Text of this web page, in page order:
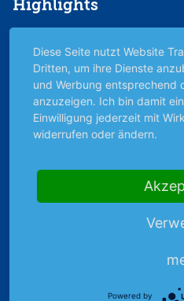
Highlights
Börsenbericht
Börsengerüchte
Börsengespräche
Börsennews
Favoriten
Strategie
Diese Seite nutzt Website
Dritten, um ihre Dienste
und Werbung entsprechend
anzuzeigen. Ich bin damit
Einwilligung jederzeit mit
widerrufen oder ändern.
Powered by